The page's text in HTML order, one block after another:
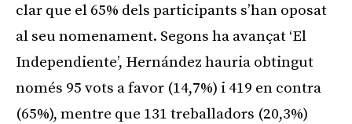
clar que el 65% dels participants s’han oposat
al seu nomenament. Segons ha avançat ‘El
Independiente’, Hernández hauria obtingut
només 95 vots a favor (14,7%) i 419 en contra
(65%), mentre que 131 treballadors (20,3%)